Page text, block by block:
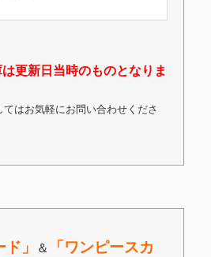
更新日当時のものとなりま
はお気軽にお問い合わせくださ
」 ＆ 「 ワンピースカ